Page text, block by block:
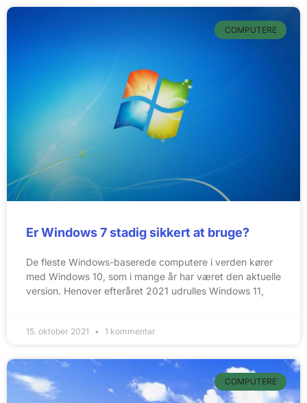
COMPUTERE
Er Windows 7 stadig sikkert at bruge?
De fleste Windows-baserede computere i verden kører
med Windows 10, som i mange år har været den aktuelle
version. Henover efteråret 2021 udrulles Windows 11,
15. oktober 2021 1 kommentar
COMPUTERE